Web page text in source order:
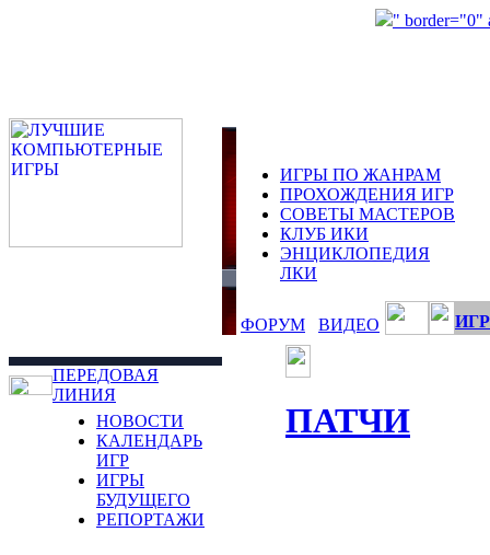
" border="0"
ИГРЫ ПО ЖАНРАМ
ПРОХОЖДЕНИЯ ИГР
СОВЕТЫ МАСТЕРОВ
КЛУБ ИКИ
ЭНЦИКЛОПЕДИЯ
ЛКИ
ФОРУМ ВИДЕО
ПЕРЕДОВАЯ
ЛИНИЯ
НОВОСТИ
КАЛЕНДАРЬ
ИГР
ИГРЫ
БУДУЩЕГО
РЕПОРТАЖИ
ПАТЧИ